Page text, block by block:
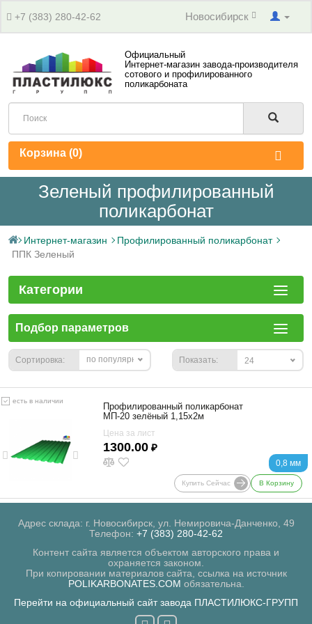
+7 (383) 280-42-62 Новосибирск
Официальный
Интернет-магазин завода-производителя
сотового и профилированного
поликарбоната
Корзина (0)
Зеленый профилированный
поликарбонат
Интернет-магазин
Профилированный поликарбонат
ППК Зеленый
Категории
Подбор параметров
Сортировка: по популярности Показать: 24
есть в наличии
0,8 мм
Профилированный поликарбонат
МП-20 зелёный 1,15х2м
Цена за лист
1300.00 ₽
Купить Сейчас В Корзину
Адрес склада: г. Новосибирск, ул. Немировича-Данченко, 49
Телефон: +7 (383) 280-42-62
Контент сайта является объектом авторского права и
охраняется законом.
При копировании материалов сайта, ссылка на источник
POLIKARBONATES.COM обязательна.
Перейти на официальный сайт завода ПЛАСТИЛЮКС-ГРУПП